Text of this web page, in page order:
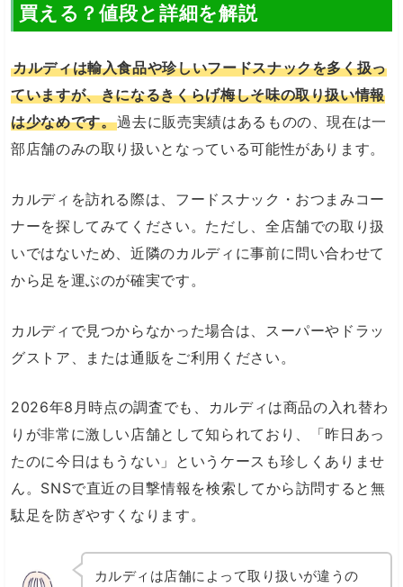
買える？値段と詳細を解説
カルディは輸入食品や珍しいフードスナックを多く扱っ
ていますが、きになるきくらげ梅しそ味の取り扱い情報
は少なめです。過去に販売実績はあるものの、現在は一
部店舗のみの取り扱いとなっている可能性があります。
カルディを訪れる際は、フードスナック・おつまみコー
ナーを探してみてください。ただし、全店舗での取り扱
いではないため、近隣のカルディに事前に問い合わせて
から足を運ぶのが確実です。
カルディで見つからなかった場合は、スーパーやドラッ
グストア、または通販をご利用ください。
2026年8月時点の調査でも、カルディは商品の入れ替わ
りが非常に激しい店舗として知られており、「昨日あっ
たのに今日はもうない」というケースも珍しくありませ
ん。SNSで直近の目撃情報を検索してから訪問すると無
駄足を防ぎやすくなります。
カルディは店舗によって取り扱いが違うの